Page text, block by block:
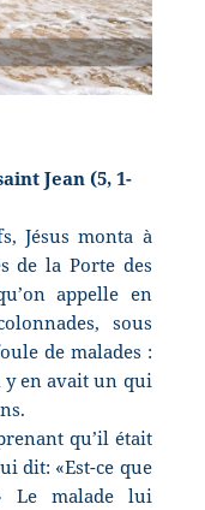
Jean (5, 1-
Jésus monta à
de la Porte des
appelle en
sous
de malades :
y en avait un qui
qu’il était
dit: «Est-ce que
Le malade lui